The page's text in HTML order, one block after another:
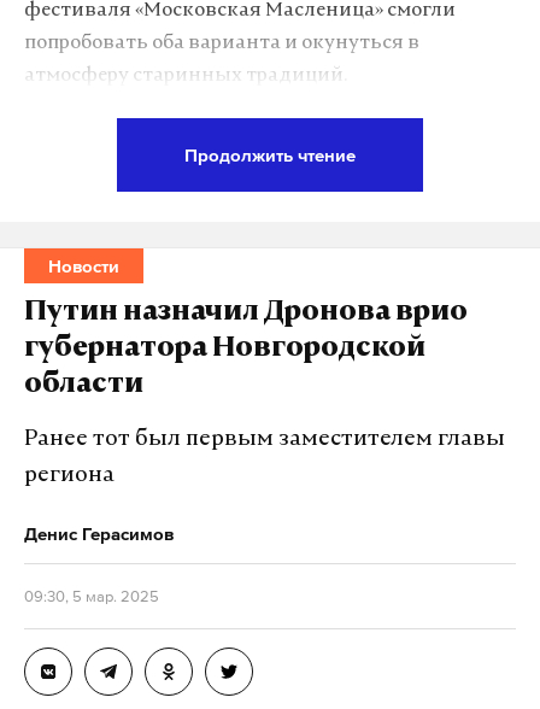
фестиваля «Московская Масленица» смогли
попробовать оба варианта и окунуться в
атмосферу старинных традиций.
Подпишитесь на Daily Storm в
Макс
Дзен VK
Продолжить чтение
Новости
Путин назначил Дронова врио
губернатора Новгородской
области
Ранее тот был первым заместителем главы
региона
Денис Герасимов
09:30, 5 мар. 2025